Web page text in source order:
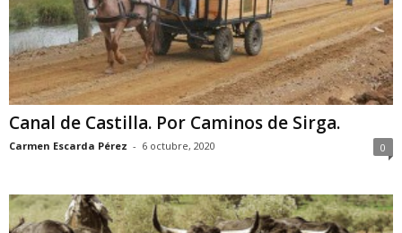
Canal de Castilla. Por Caminos de Sirga.
Carmen Escarda Pérez - 6 octubre, 2020 0